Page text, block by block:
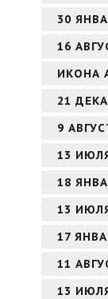
30
16
ИКОНА
21
9
13
18
13
17
11
13